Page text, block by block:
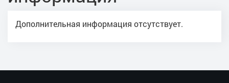
Дополнительная информация отсутствует.